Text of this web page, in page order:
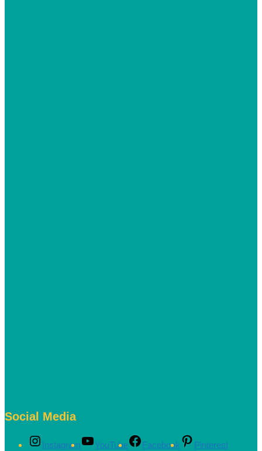
Social Media
Instagram YouTube Facebook
Pinterest